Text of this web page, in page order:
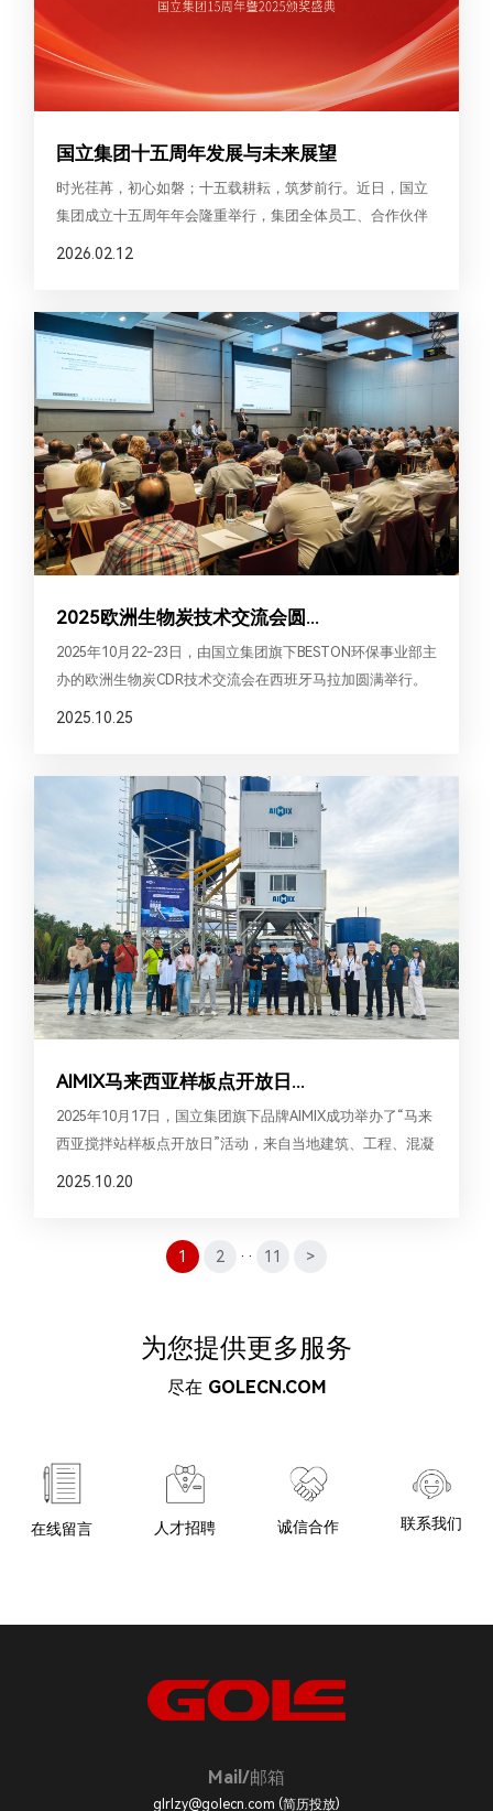
国立集团十五周年发展与未来展望
时光荏苒，初心如磐；十五载耕耘，筑梦前行。近日，国立
集团成立十五周年年会隆重举行，集团全体员工、合作伙伴
2026.02.12
2025欧洲生物炭技术交流会圆...
2025年10月22-23日，由国立集团旗下BESTON环保事业部主
办的欧洲生物炭CDR技术交流会在西班牙马拉加圆满举行。
2025.10.25
AIMIX马来西亚样板点开放日...
2025年10月17日，国立集团旗下品牌AIMIX成功举办了“马来
西亚搅拌站样板点开放日”活动，来自当地建筑、工程、混凝
土生产等领域的近20位客户受邀参观 AIMIX 180 型搅拌站样
2025.10.20
1 2 ·· 11 >
为您提供更多服务
尽在 GOLECN.COM
在线留言 人才招聘 诚信合作 联系我们
Mail/邮箱
glrlzy@golecn.com (简历投放)